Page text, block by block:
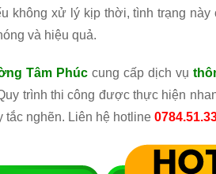
không xử lý kịp thời, tình trạng
và hiệu quả.
Tâm Phúc cung cấp dịch vụ
trình thi công được thực hiện
tắc nghẽn. Liên hệ hotline